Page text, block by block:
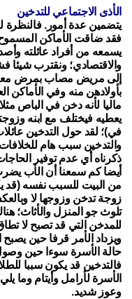
الأذى الاجتماعي للتدخين
يتضمين عدة أمور. فالنظرة
فقد ضاقت الأماكن المسموح
يسمعه من أفراد عائلته
والاقتصادي؛ ونقترب شيئا
إلى مريض مصاب بمرض معد
بأولادهن منه وفي الأماكن
ماليا لأنه دخن في الباص
يعطيه فيختلف مع ابنه
في)؛ لقد حول التدخين
والتدخين سبب هام للخلافات
ذكرناه أي عدم توفير
أيضا كم سمعنا أن الأب
من البيت للسبب نفسه (قد
زوجة تدخن وزوجها لا
تلوث جو المنزل والأثاث؛
للمدخن التي قد تصبح لا
ويزداد الأمر قرفا حين
حالة الأسرة سوءا حين
فالتدخين قد يكون سببا
الأسرة لأرامل وأيتام وما
وعوز شديد.